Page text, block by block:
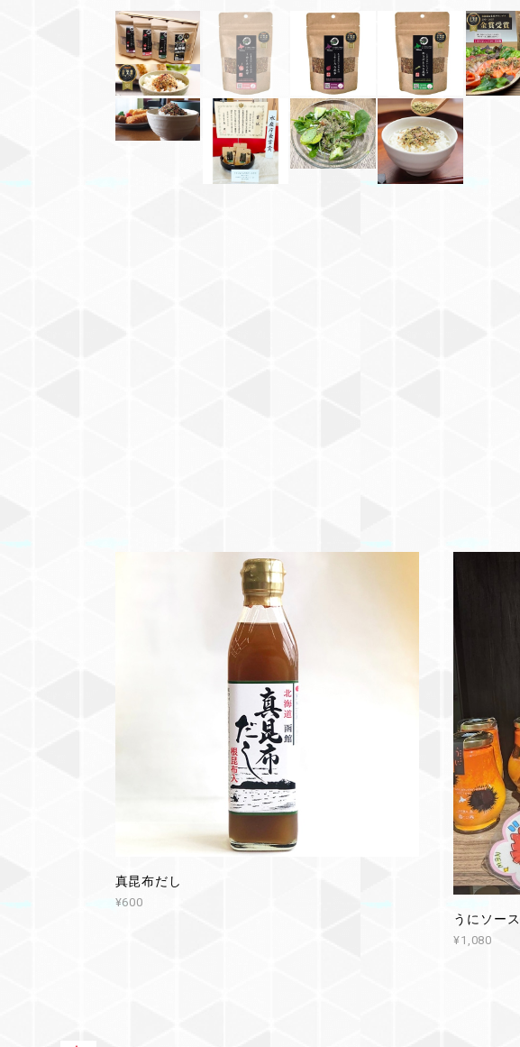
真昆布だし
¥600
うにソース
¥1,080